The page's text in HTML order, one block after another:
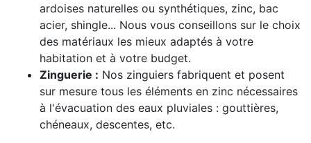
ardoises naturelles ou synthétiques, zinc, bac
acier, shingle... Nous vous conseillons sur le choix
des matériaux les mieux adaptés à votre
habitation et à votre budget.
Zinguerie : Nos zinguiers fabriquent et posent
sur mesure tous les éléments en zinc nécessaires
à l'évacuation des eaux pluviales : gouttières,
chéneaux, descentes, etc.